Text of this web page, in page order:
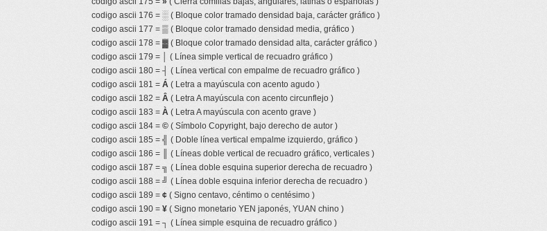
codigo ascii 176 = ░ ( Bloque color tramado densidad baja, carácter gráfico )
codigo ascii 177 = ▒ ( Bloque color tramado densidad media, gráfico )
codigo ascii 178 = ▓ ( Bloque color tramado densidad alta, carácter gráfico )
codigo ascii 179 =
( Línea simple vertical de recuadro gráfico )
codigo ascii 180 = ┤ ( Línea vertical con empalme de recuadro gráfico )
codigo ascii 181 = Á ( Letra a mayúscula con acento agudo )
codigo ascii 182 = Â ( Letra A mayúscula con acento circunflejo )
codigo ascii 183 = À ( Letra A mayúscula con acento grave )
codigo ascii 184 = © ( Símbolo Copyright, bajo derecho de autor )
codigo ascii 185 = ╣ ( Doble línea vertical empalme izquierdo, gráfico )
codigo ascii 186 =
( Líneas doble vertical de recuadro gráfico, verticales )
codigo ascii 187 = ╗ ( Línea doble esquina superior derecha de recuadro )
codigo ascii 188 = ╝ ( Línea doble esquina inferior derecha de recuadro )
codigo ascii 189 = ¢ ( Signo centavo, céntimo o centésimo )
codigo ascii 190 = ¥ ( Signo monetario YEN japonés, YUAN chino )
codigo ascii 191 = ┐ ( Línea simple esquina de recuadro gráfico )